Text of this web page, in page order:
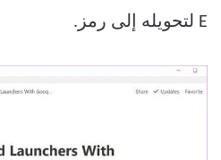
E لتحويله إلى رمز.